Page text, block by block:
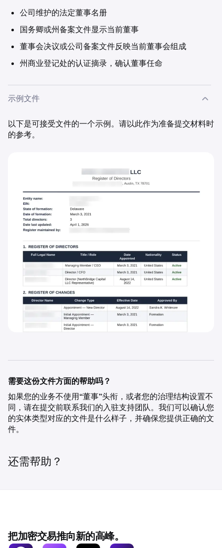
公司维护的法定董事名册
国务卿或州备案文件显示当前董事
董事会决议或公司备案文件反映当前董事会组成
州商业登记处的认证摘录，确认董事任命
示例文件
以下是可接受文件的一个示例。请以此作为准备提交材料时
的参考。
需要这份文件方面的帮助吗？
如果您的业务不使用“董事”头衔，或者您的治理结构设置不
同，请在提交前联系我们的入驻支持团队。我们可以确认您
的实体类型对应的文件是什么样子，并确保您提供正确的文
件。
还需帮助？
把加密交易推向新的高峰。